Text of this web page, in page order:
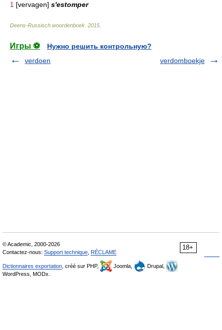
1 [vervagen] s'estomper
Deens-Russisch woordenboek 2015
Игры ⚽
Нужно решить контрольную?
verdoen
verdomboekje
18+
© Academic, 2000-2026
Contactez-nous: Support technique RÉCLAME
Dictionnaires exportation , créé sur PHP, Joomla,
Drupal,
WordPress, MODx.